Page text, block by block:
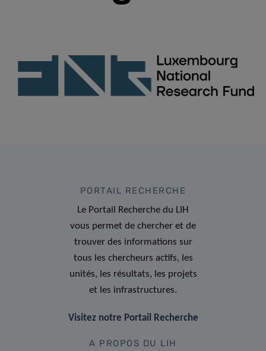
PORTAIL RECHERCHE
Le Portail Recherche du LIH
vous permet de chercher et de
trouver des informations sur
tous les chercheurs actifs, les
unités, les résultats, les projets
et les infrastructures.
Visitez notre Portail Recherche
A PROPOS DU LIH